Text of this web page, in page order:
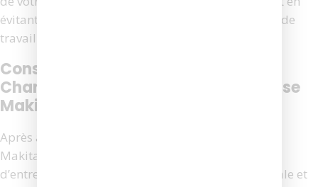
évitant des pannes coûteuses et des interruptions de
travail.
Conseils D’entretien Après Avoir
Changé Le Charbon De Votre Visseuse
Makita
Après avoir remplacé le charbon de votre visseuse
Makita, il est essentiel de suivre quelques conseils
d’entretien pour garantir une performance optimale et